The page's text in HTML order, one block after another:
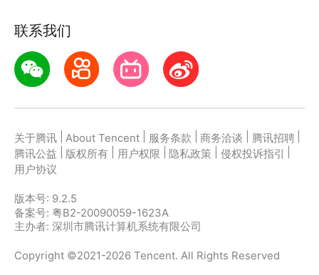
联系我们
关于腾讯 About Tencent 服务条款 商务洽谈 腾讯招聘
腾讯公益
版权所有 用户权限 隐私政策 侵权投诉指引
用户协议
版本号: 9.2.5
备案号: 粤B2-20090059-1623A
主办者: 深圳市腾讯计算机系统有限公司
Copyright ©2021-2026 Tencent. All Rights Reserved